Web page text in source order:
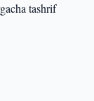
tashrif